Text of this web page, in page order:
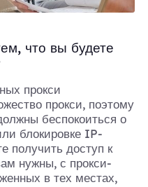
что вы будете
прокси
прокси, поэтому
беспокоиться о
блокировке IP-
получить доступ к
нужны, с прокси-
в тех местах,